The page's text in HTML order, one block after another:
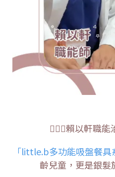
👩🏻‍⚕️賴以軒職
「little.b多功能吸盤餐具
齡兒童，更是銀髮